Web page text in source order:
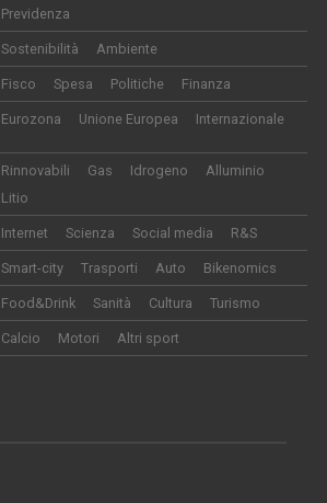
Previdenza
Sostenibilità Ambiente
Fisco Spesa Politiche Finanza
Eurozona Unione Europea Internazionale
Rinnovabili Gas Idrogeno
Alluminio
Litio
Internet Scienza Social media R&S
Smart-city Trasporti Auto Bikenomics
Food&Drink Sanità Cultura Turismo
Calcio Motori Altri sport